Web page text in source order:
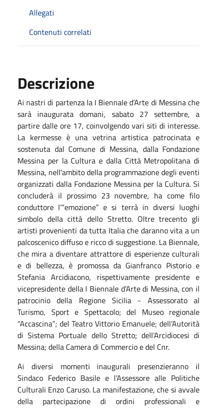
Allegati
Contenuti correlati
Descrizione
Ai nastri di partenza la I Biennale d’Arte di Messina che
sarà inaugurata domani, sabato 27 settembre, a
partire dalle ore 17, coinvolgendo vari siti di interesse.
La kermesse è una vetrina artistica patrocinata e
sostenuta dal Comune di Messina, dalla Fondazione
Messina per la Cultura e dalla Città Metropolitana di
Messina, nell'ambito della programmazione degli eventi
organizzati dalla Fondazione Messina per la Cultura. Si
concluderà il prossimo 23 novembre, ha come filo
conduttore l’“emozione” e si terrà in diversi luoghi
simbolo della città dello Stretto. Oltre trecento gli
artisti provenienti da tutta Italia che daranno vita a un
palcoscenico diffuso e ricco di suggestione. La Biennale,
che mira a diventare attrattore di esperienze culturali
e di bellezza, è promossa da Gianfranco Pistorio e
Stefania Arcidiacono, rispettivamente presidente e
vicepresidente della I Biennale d’Arte di Messina, con il
patrocinio della Regione Sicilia - Assessorato al
Turismo, Sport e Spettacolo; del Museo regionale
“Accascina”; del Teatro Vittorio Emanuele; dell’Autorità
di Sistema Portuale dello Stretto; dell’Arcidiocesi di
Messina; della Camera di Commercio e del Cnr.
Ai diversi momenti inaugurali presenzieranno il
Sindaco Federico Basile e l’Assessore alle Politiche
Culturali Enzo Caruso. La manifestazione, che si avvale
della partecipazione di ordini professionali e